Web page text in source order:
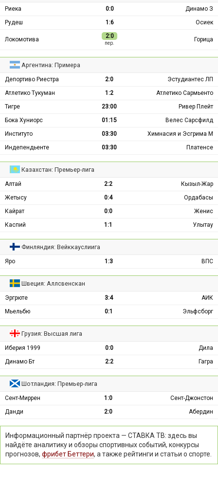
Риека 0:0
Динамо З
Рудеш
1:6 Осиек
Локомотива 2:0
пер.
Горица
Аргентина: Примера
Депортиво Риестра 2:0
Эстудиантес ЛП
Атлетико Тукуман
1:2
Атлетико Сармьенто
Тигре
23:00
Ривер Плейт
Бока Хуниорс
01:15
Велес Сарсфилд
Институто
03:30
Химнасия и Эсгрима М
Индепендьенте
03:30 Платенсе
Казахстан: Премьер-лига
Алтай 2:2
Кызыл-Жар
Жетысу
0:4
Ордабасы
Кайрат
0:0
Женис
Каспий
1:1 Улытау
Финляндия: Вейккауслиига
Яро 1:3 ВПС
Швеция: Аллсвенскан
Эргрюте 3:4
АИК
Мьельбю
0:1 Эльфсборг
Грузия: Высшая лига
Иберия 1999 0:0
Дила
Динамо Бт
2:2 Гагра
Шотландия: Премьер-лига
Сент-Миррен 1:0
Сент-Джонстон
Данди
2:0 Абердин
Информационный партнёр проекта — СТАВКА ТВ: здесь вы
найдёте аналитику и обзоры спортивных событий, конкурсы
прогнозов, фрибет Беттери, а также рейтинги и статьи о спорте.